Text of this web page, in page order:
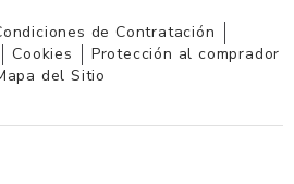
de Contratación
Cookies
Protección al comprador
del Sitio